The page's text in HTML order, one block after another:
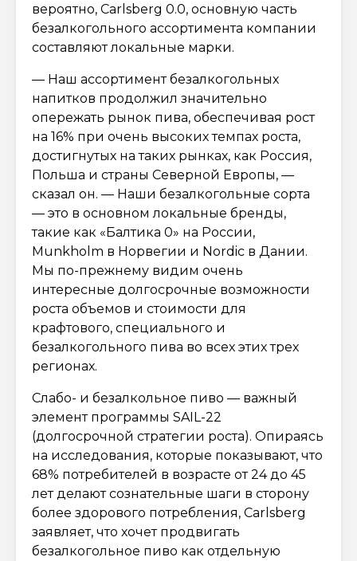
вероятно, Carlsberg 0.0, основную часть
безалкогольного ассортимента компании
составляют локальные марки.
— Наш ассортимент безалкогольных
напитков продолжил значительно
опережать рынок пива, обеспечивая рост
на 16% при очень высоких темпах роста,
достигнутых на таких рынках, как Россия,
Польша и страны Северной Европы, —
сказал он. — Наши безалкогольные сорта
— это в основном локальные бренды,
такие как «Балтика 0» на России,
Munkholm в Норвегии и Nordic в Дании.
Мы по-прежнему видим очень
интересные долгосрочные возможности
роста объемов и стоимости для
крафтового, специального и
безалкогольного пива во всех этих трех
регионах.
Слабо- и безалкольное пиво — важный
элемент программы SAIL-22
(долгосрочной стратегии роста). Опираясь
на исследования, которые показывают, что
68% потребителей в возрасте от 24 до 45
лет делают сознательные шаги в сторону
более здорового потребления, Carlsberg
заявляет, что хочет продвигать
безалкогольное пиво как отдельную